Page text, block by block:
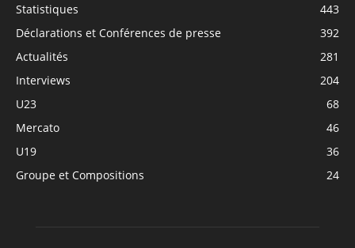
Statistiques
443
Déclarations et Conférences de presse
392
Actualités
281
Interviews
204
U23
68
Mercato
46
U19
36
Groupe et Compositions
24